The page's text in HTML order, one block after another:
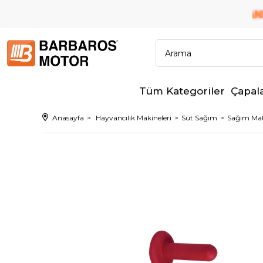
6 TAKSİT İMKANI!
Tüm Kategoriler
Anasayfa Hayvancılık Makineleri Süt Sağım Sağım